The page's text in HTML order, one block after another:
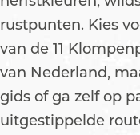
rustpunten. Kies
van de 11
van Nederland,
gids of ga zelf op
uitgestippelde